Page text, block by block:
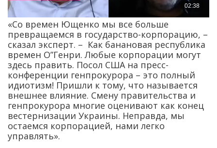
«Со времен Ющенко мы все больше
превращаемся в государство-корпорацию, –
сказал эксперт. – Как банановая республика
времен О”Генри. Любые корпорации могут
здесь править. Посол США на пресс-
конференции генпрокурора – это полный
идиотизм! Пришли к тому, что называется
внешнее влияние. Смену правительства и
генпрокурора многие оценивают как конец
вестернизации Украины. Неправда, мы
остаемся корпорацией, нами легко
управлять».